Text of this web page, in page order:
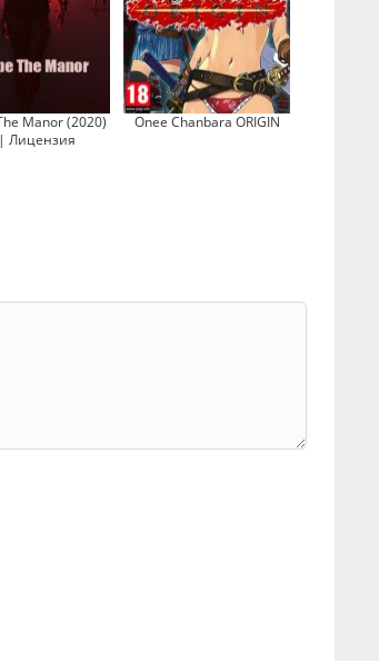
Manor (2020)
Лицензия
Onee Chanbara ORIGIN